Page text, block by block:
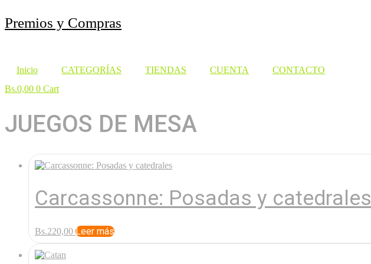
Saltar
al
Premios y Compras
Inicio CATEGORÍAS TIENDAS CUENTA
CONTACTO
Bs.0,00 0 Cart
JUEGOS DE MESA
Carcassonne: Posadas y catedrales
Bs.220,00 Leer más